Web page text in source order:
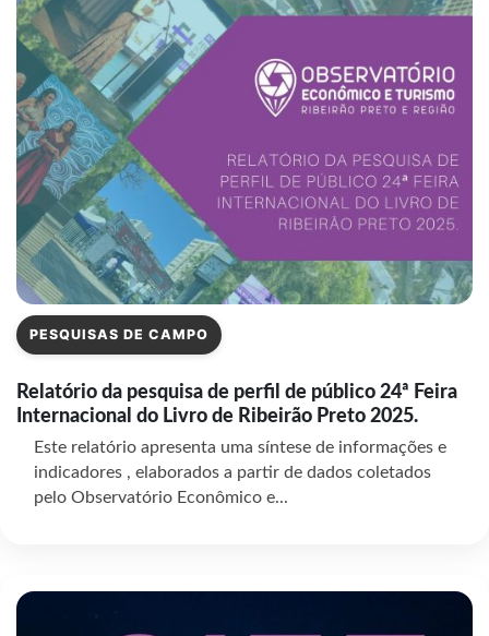
PESQUISAS DE CAMPO
Relatório da pesquisa de perfil de público 24ª Feira
Internacional do Livro de Ribeirão Preto 2025.
Este relatório apresenta uma síntese de informações e
indicadores , elaborados a partir de dados coletados
pelo Observatório Econômico e...